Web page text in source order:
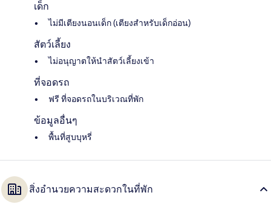
เด็ก
ไม่มีเตียงนอนเด็ก (เตียงสำหรับเด็กอ่อน)
สัตว์เลี้ยง
ไม่อนุญาตให้นำสัตว์เลี้ยงเข้า
ที่จอดรถ
ฟรี ที่จอดรถในบริเวณที่พัก
ข้อมูลอื่นๆ
พื้นที่สูบบุหรี่
สิ่งอำนวยความสะดวกในที่พัก